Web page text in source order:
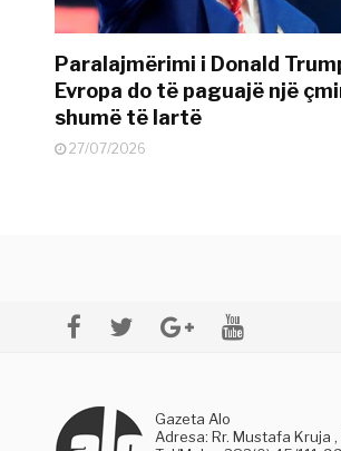
Paralajmërimi i Donald
Evropa do të paguajë një
shumë të lartë
27/07/2026
Gazeta Alo
Adresa: Rr. Mustafa Kruja